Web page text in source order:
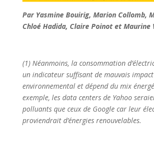
Par Yasmine Bouirig, Marion Collomb,
Chloé Hadida, Claire Poinot et Maurine
(1) Néanmoins, la consommation
un indicateur suffisant de mauvais impact
environnemental et dépend du mix
exemple, les data centers de Yahoo
polluants que ceux de Google car leur
proviendrait d’énergies renouvelables.